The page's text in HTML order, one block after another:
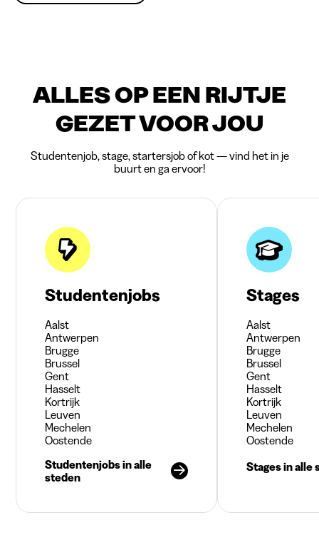
ALLES OP EEN RIJTJE
GEZET VOOR JOU
Studentenjob, stage, startersjob of kot — vind het in je
buurt en ga ervoor!
Studentenjobs
Aalst
Antwerpen
Brugge
Brussel
Gent
Hasselt
Kortrijk
Leuven
Mechelen
Oostende
Studentenjobs in alle
steden
Stages
Aalst
Antwerpen
Brugge
Brussel
Gent
Hasselt
Kortrijk
Leuven
Mechelen
Oostende
Stages in alle